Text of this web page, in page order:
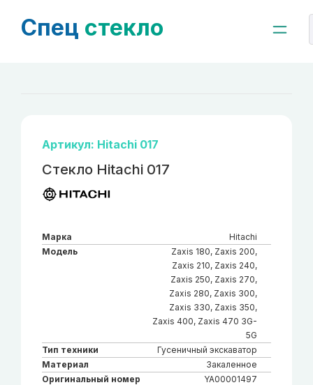
Спец стекло
Артикул: Hitachi 017
Стекло Hitachi 017
Марка
Hitachi
Модель
Zaxis 180, Zaxis 200,
Zaxis 210, Zaxis 240,
Zaxis 250, Zaxis 270,
Zaxis 280, Zaxis 300,
Zaxis 330, Zaxis 350,
Zaxis 400, Zaxis 470 3G-
5G
Тип техники
Гусеничный экскаватор
Материал
Закаленное
Оригинальный номер
YA00001497